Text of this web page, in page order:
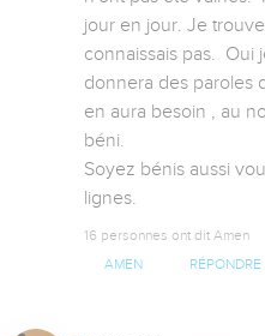
jour en jour. Je
connaissais pas.
donnera des paroles
en aura besoin , au
béni.
Soyez bénis aussi
lignes.
16 personnes ont dit Amen
AMEN RÉPONDRE